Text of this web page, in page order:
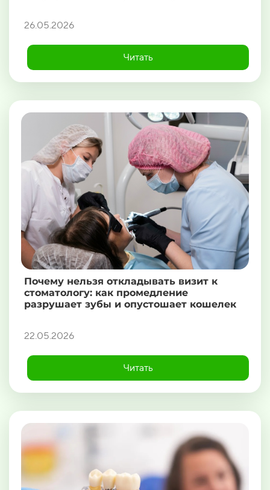
26.05.2026
Читать
Почему нельзя откладывать визит к
стоматологу: как промедление
разрушает зубы и опустошает кошелек
22.05.2026
Читать